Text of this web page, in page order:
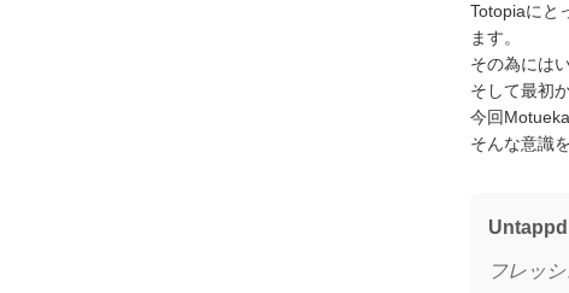
Totopiaにと
ます。
その為には
そして最初
今回
そんな意識
フレッ